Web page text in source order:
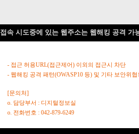
접속 시도중에 있는 웹주소는 웹해킹 공격 가
- 접근 허용URL(접근제어) 이외의 접근시 차단
- 웹해킹 공격 패턴(OWASP10 등) 및 기타 보안위
[문의처]
o. 담당부서 : 디지털정보실
o. 전화번호 : 042-879-6249